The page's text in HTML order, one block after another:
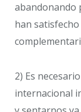
abandonando
han
2) Es
internacional